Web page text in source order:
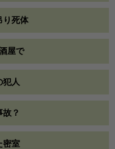
り死体
屋で
犯人
？
密室